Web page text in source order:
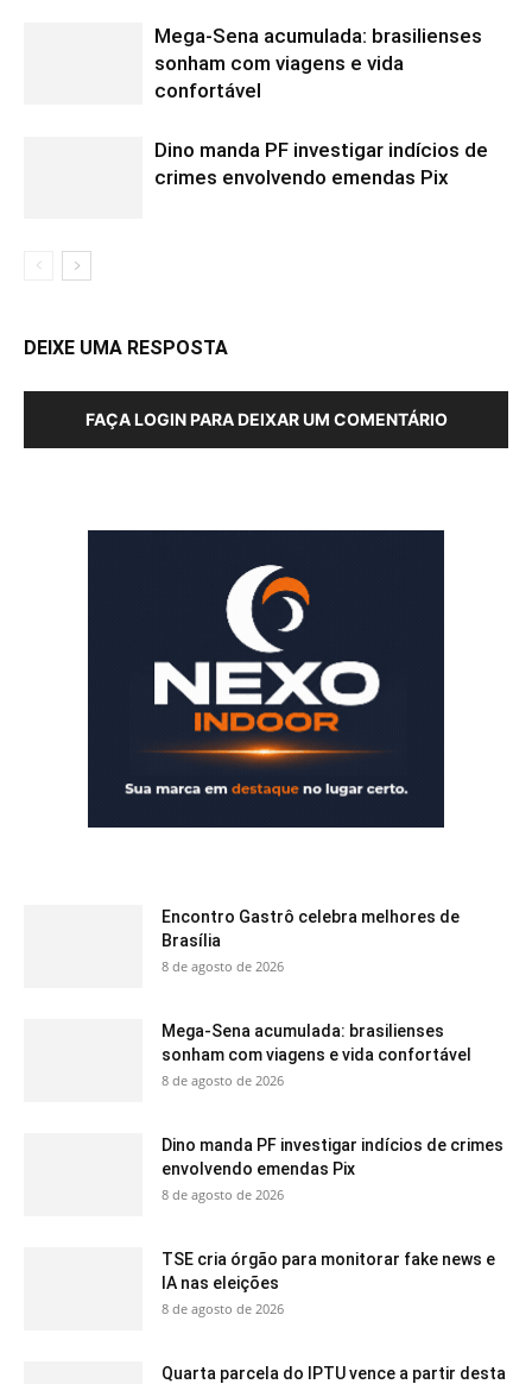
Mega-Sena acumulada: brasilienses
sonham com viagens e vida
confortável
Dino manda PF investigar indícios de
crimes envolvendo emendas Pix
DEIXE UMA RESPOSTA
FAÇA LOGIN PARA DEIXAR UM COMENTÁRIO
Encontro Gastrô celebra melhores de
Brasília
8 de agosto de 2026
Mega-Sena acumulada: brasilienses
sonham com viagens e vida confortável
8 de agosto de 2026
Dino manda PF investigar indícios de crimes
envolvendo emendas Pix
8 de agosto de 2026
TSE cria órgão para monitorar fake news e
IA nas eleições
8 de agosto de 2026
Quarta parcela do IPTU vence a partir desta